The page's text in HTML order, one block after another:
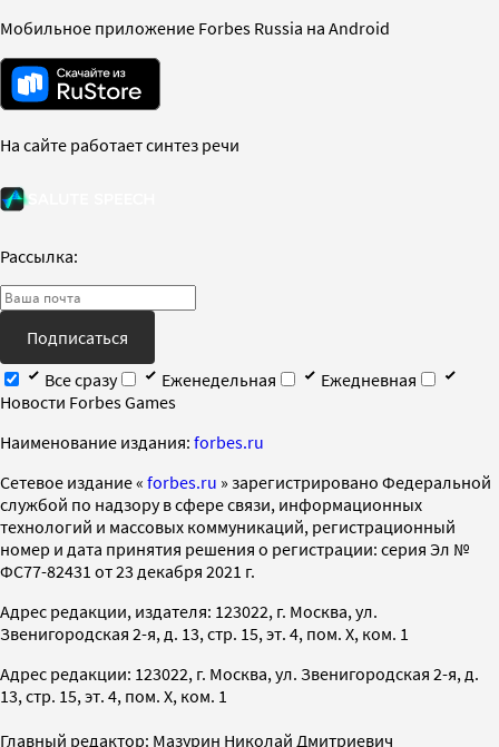
Мобильное приложение Forbes Russia на Android
На сайте работает синтез речи
Рассылка:
Подписаться
Все сразу
Еженедельная
Ежедневная
Новости Forbes Games
Наименование издания: forbes.ru
Cетевое издание « forbes.ru » зарегистрировано Федеральной
службой по надзору в сфере связи, информационных
технологий и массовых коммуникаций, регистрационный
номер и дата принятия решения о регистрации: серия Эл №
ФС77-82431 от 23 декабря 2021 г.
Адрес редакции, издателя: 123022, г. Москва, ул.
Звенигородская 2-я, д. 13, стр. 15, эт. 4, пом. X, ком. 1
Адрес редакции: 123022, г. Москва, ул. Звенигородская 2-я, д.
13, стр. 15, эт. 4, пом. X, ком. 1
Главный редактор: Мазурин Николай Дмитриевич